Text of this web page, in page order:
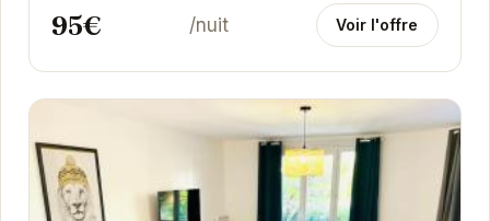
95€ /nuit Voir l'offre